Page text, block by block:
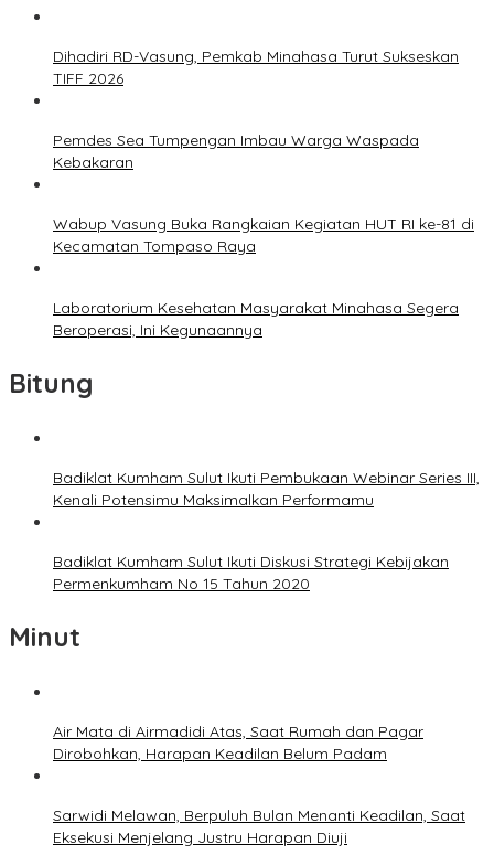
Dihadiri RD-Vasung, Pemkab Minahasa Turut Sukseskan
TIFF 2026
Pemdes Sea Tumpengan Imbau Warga Waspada
Kebakaran
Wabup Vasung Buka Rangkaian Kegiatan HUT RI ke-81 di
Kecamatan Tompaso Raya
Laboratorium Kesehatan Masyarakat Minahasa Segera
Beroperasi, Ini Kegunaannya
Bitung
Badiklat Kumham Sulut Ikuti Pembukaan Webinar Series III,
Kenali Potensimu Maksimalkan Performamu
Badiklat Kumham Sulut Ikuti Diskusi Strategi Kebijakan
Permenkumham No 15 Tahun 2020
Minut
Air Mata di Airmadidi Atas, Saat Rumah dan Pagar
Dirobohkan, Harapan Keadilan Belum Padam
Sarwidi Melawan, Berpuluh Bulan Menanti Keadilan, Saat
Eksekusi Menjelang Justru Harapan Diuji